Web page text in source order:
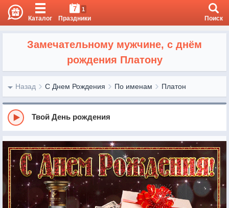
Каталог
7 1
Праздники Поиск
Замечательному мужчине, с днём
рождения Платону
Назад С Днем Рождения По именам Платон
Твой День рождения